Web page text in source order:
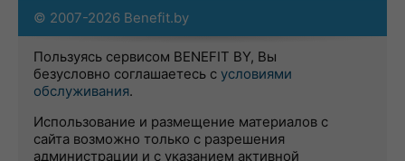
© 2007-2026 Benefit.by
Пользуясь сервисом BENEFIT BY, Вы
безусловно соглашаетесь с условиями
обслуживания.
Использование и размещение материалов с
сайта возможно только с разрешения
администрации и с указанием активной